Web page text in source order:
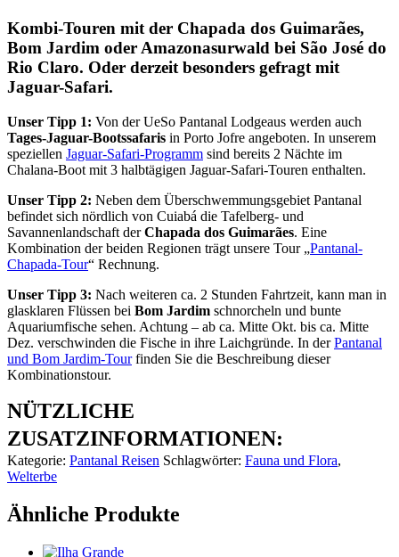
Kombi-Touren mit der Chapada dos Guimarães,
Bom Jardim oder Amazonasurwald bei São José do
Rio Claro. Oder derzeit besonders gefragt mit
Jaguar-Safari.
Unser Tipp 1: Von der UeSo Pantanal Lodgeaus werden auch
Tages-Jaguar-Bootssafaris in Porto Jofre angeboten. In unserem
speziellen Jaguar-Safari-Programm sind bereits 2 Nächte im
Chalana-Boot mit 3 halbtägigen Jaguar-Safari-Touren enthalten.
Unser Tipp 2: Neben dem Überschwemmungsgebiet Pantanal
befindet sich nördlich von Cuiabá die Tafelberg- und
Savannenlandschaft derChapada dos Guimarães. Eine
Kombination der beiden Regionen trägt unsere Tour „Pantanal-
Chapada-Tour“ Rechnung.
Unser Tipp 3: Nach weiteren ca. 2 Stunden Fahrtzeit, kann man in
glasklaren Flüssen bei Bom Jardim schnorcheln und bunte
Aquariumfische sehen. Achtung – ab ca. Mitte Okt. bis ca. Mitte
Dez. verschwinden die Fische in ihre Laichgründe. In derPantanal
und Bom Jardim-Tourfinden Sie die Beschreibung dieser
Kombinationstour.
NÜTZLICHE
ZUSATZINFORMATIONEN:
Kategorie: Pantanal Reisen Schlagwörter: Fauna und Flora,
Welterbe
Ähnliche Produkte